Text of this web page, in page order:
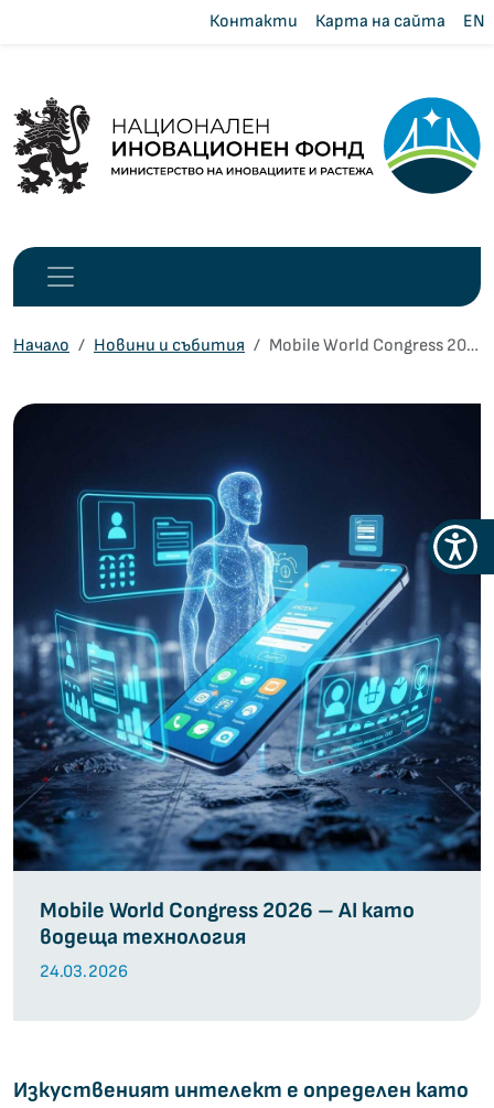
Меню
Контакти Карта на сайта EN
Начало Новини и събития Mobile World Congress 2026 – AI като водеща технология
Mobile World Congress 2026 – AI като
водеща технология
24.03.2026
Изкуственият интелект е определен като